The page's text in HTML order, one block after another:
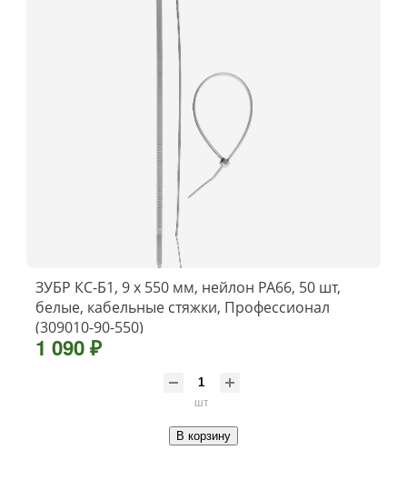
ЗУБР КС-Б1, 9 x 550 мм, нейлон РА66, 50 шт,
белые, кабельные стяжки, Профессионал
(309010-90-550)
1 090 ₽
шт
В корзину